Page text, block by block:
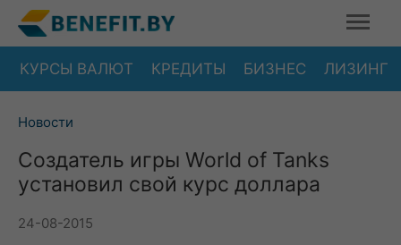
КУРСЫ ВАЛЮТ КРЕДИТЫ БИЗНЕС ЛИЗИНГ
Новости
Cоздатель игры World of Tanks
установил свой курс доллара
24-08-2015